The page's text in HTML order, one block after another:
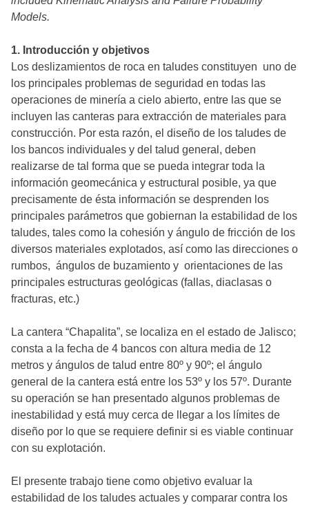
Models.
1. Introducción y objetivos
Los deslizamientos de roca en taludes constituyen uno de
los principales problemas de seguridad en todas las
operaciones de minería a cielo abierto, entre las que se
incluyen las canteras para extracción de materiales para
construcción. Por esta razón, el diseño de los taludes de
los bancos individuales y del talud general, deben
realizarse de tal forma que se pueda integrar toda la
información geomecánica y estructural posible, ya que
precisamente de ésta información se desprenden los
principales parámetros que gobiernan la estabilidad de los
taludes, tales como la cohesión y ángulo de fricción de los
diversos materiales explotados, así como las direcciones o
rumbos, ángulos de buzamiento y orientaciones de las
principales estructuras geológicas (fallas, diaclasas o
fracturas, etc.)
La cantera “Chapalita”, se localiza en el estado de Jalisco;
consta a la fecha de 4 bancos con altura media de 12
metros y ángulos de talud entre 80º y 90º; el ángulo
general de la cantera está entre los 53º y los 57º. Durante
su operación se han presentado algunos problemas de
inestabilidad y está muy cerca de llegar a los límites de
diseño por lo que se requiere definir si es viable continuar
con su explotación.
El presente trabajo tiene como objetivo evaluar la
estabilidad de los taludes actuales y comparar contra los